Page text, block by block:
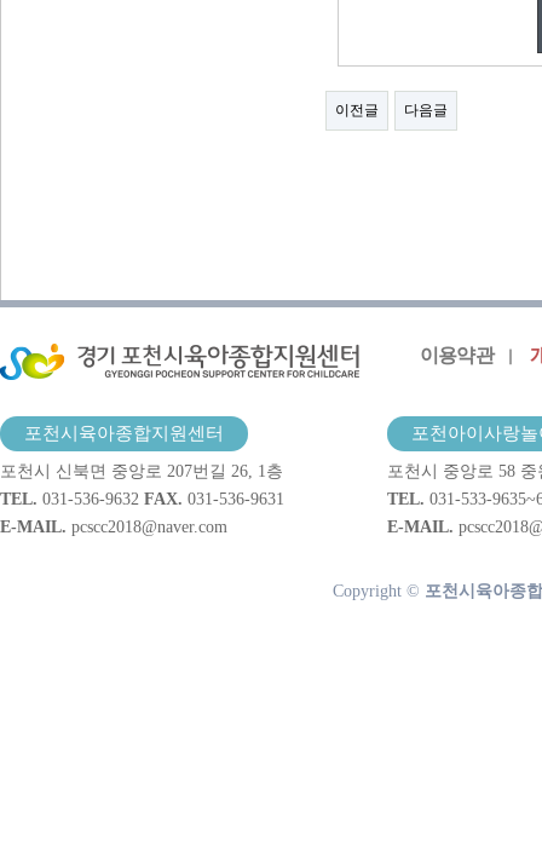
이전글 다음글
이용약관
포천시육아종합지원센터
포천시 신북면 중앙로 207번길 26, 1층
TEL. 031-536-9632 FAX. 031-536-9631
E-MAIL. pcscc2018@naver.com
포천아이사랑
포천시 중앙로 58
TEL. 031-533-
E-MAIL.
Copyright © 포천시육아종